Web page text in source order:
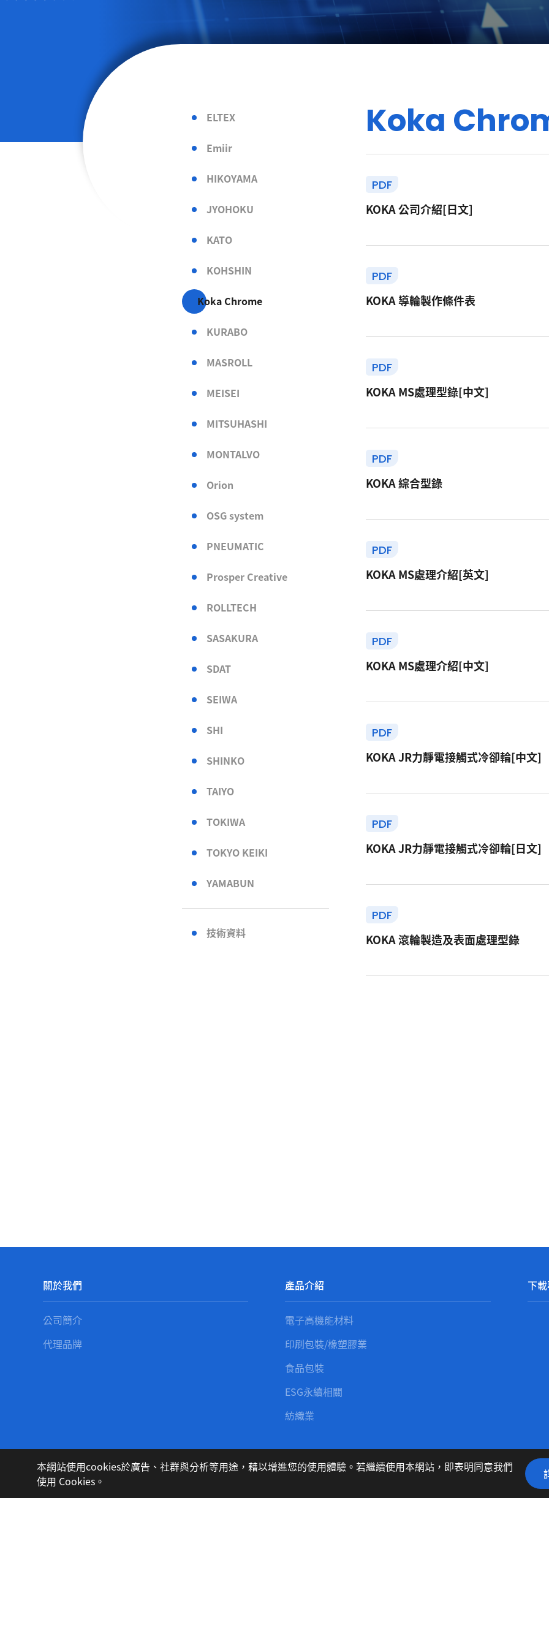
ELTEX
Emiir
HIKOYAMA
JYOHOKU
KATO
KOHSHIN
Koka Chrome
KURABO
MASROLL
MEISEI
MITSUHASHI
MONTALVO
Orion
OSG system
PNEUMATIC
Prosper Creative
ROLLTECH
SASAKURA
SDAT
SEIWA
SHI
SHINKO
TAIYO
TOKIWA
TOKYO KEIKI
YAMABUN
技術資料
Koka Chro
PDF
KOKA 公司介紹[日文]
PDF
KOKA 導輪製作條件表
PDF
KOKA MS處理型錄[中文]
PDF
KOKA 綜合型錄
PDF
KOKA MS處理介紹[英文]
PDF
KOKA MS處理介紹[中文]
PDF
KOKA JR力靜電接觸式冷卻輪[中文]
PDF
KOKA JR力靜電接觸式冷卻輪[日文]
PDF
KOKA 滾輪製造及表面處理型錄
關於我們
公司簡介
代理品牌
產品介紹
電子高機能材料
印刷包裝/橡塑膠業
食品包裝
ESG永續相關
紡織業
下
最新消息 聯絡我們 隱私
本網站使用cookies於廣告、社群與分析等用途，藉以增進您的使用體驗。若繼續使用本網站，即表明同意我們
使用 Cookies。